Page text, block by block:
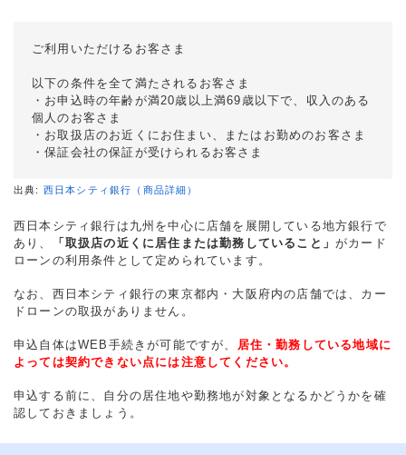
ご利用いただけるお客さま
以下の条件を全て満たされるお客さま
・お申込時の年齢が満20歳以上満69歳以下で、収入のある
個人のお客さま
・お取扱店のお近くにお住まい、またはお勤めのお客さま
・保証会社の保証が受けられるお客さま
出典: 西日本シティ銀行（商品詳細）
西日本シティ銀行は九州を中心に店舗を展開している地方銀行で
あり、
「取扱店の近くに居住または勤務していること」がカード
ローンの利用条件として定められています。
なお、西日本シティ銀行の東京都内・大阪府内の店舗では、カー
ドローンの取扱がありません。
申込自体はWEB手続きが可能ですが、 居住・勤務している地域に
よっては契約できない点には注意してください。
申込する前に、自分の居住地や勤務地が対象となるかどうかを確
認しておきましょう。